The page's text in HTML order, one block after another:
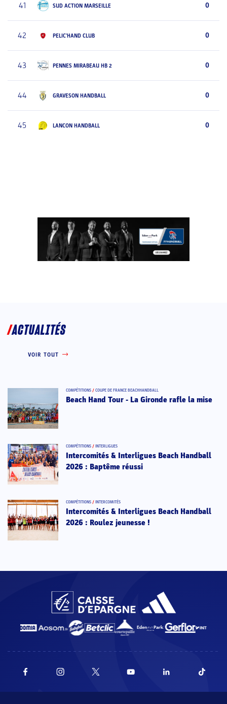
41 SUD ACTION MARSEILLE 0
42 PELIC'HAND CLUB 0
43 PENNES MIRABEAU HB 2 0
44 GRAVESON HANDBALL 0
45 LANCON HANDBALL 0
ACTUALITÉS
VOIR TOUT
COMPÉTITIONS / COUPE DE FRANCE BEACHHANDBALL
Beach Hand Tour - La Gironde rafle la mise
COMPÉTITIONS / INTERLIGUES
Intercomités & Interligues Beach Handball
2026 : Baptême réussi
COMPÉTITIONS / INTERCOMITÉS
Intercomités & Interligues Beach Handball
2026 : Roulez jeunesse !